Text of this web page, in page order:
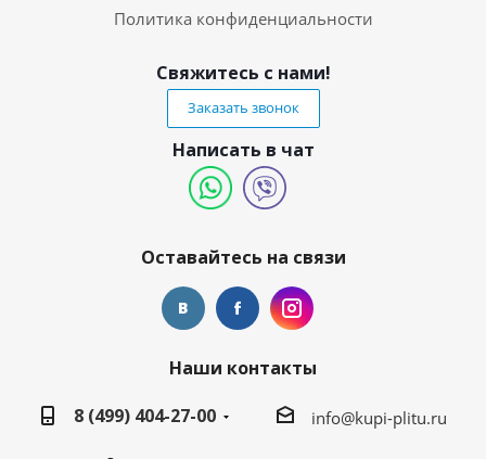
Политика конфиденциальности
Свяжитесь с нами!
Заказать звонок
Написать в чат
Оставайтесь на связи
Наши контакты
8 (499) 404-27-00
info@kupi-plitu.ru